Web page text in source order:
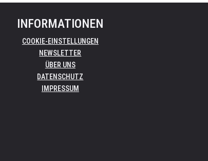
INFORMATIONEN
COOKIE-EINSTELLUNGEN
NEWSLETTER
ÜBER UNS
DATENSCHUTZ
IMPRESSUM